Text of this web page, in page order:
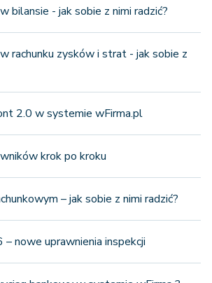
bilansie - jak sobie z nimi radzić?
rachunku zysków i strat - jak sobie z
2.0 w systemie wFirma.pl
krok po kroku
– jak sobie z nimi radzić?
nowe uprawnienia inspekcji